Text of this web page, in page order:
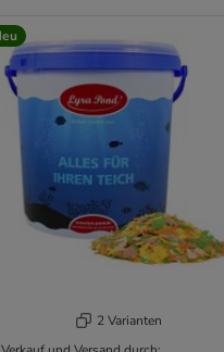
2 Varianten